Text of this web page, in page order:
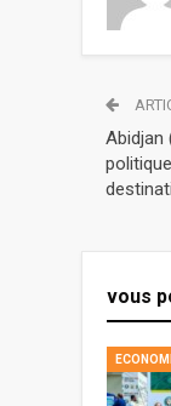
Abidjan
vous